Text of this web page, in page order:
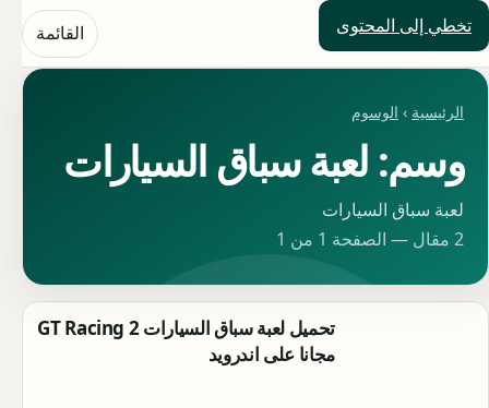
تخطي إلى المحتوى
حلول العالم القائمة
الرئيسية › الوسوم
وسم: لعبة سباق السيارات
لعبة سباق السيارات
2 مقال — الصفحة 1 من 1
تحميل لعبة سباق السيارات GT Racing 2
مجانا على اندرويد